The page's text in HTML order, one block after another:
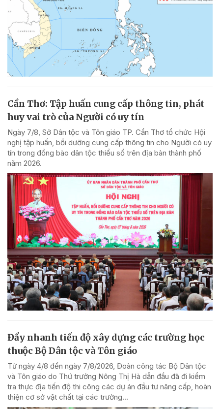
Cần Thơ: Tập huấn cung cấp thông tin, phát
huy vai trò của Người có uy tín
Ngày 7/8, Sở Dân tộc và Tôn giáo TP. Cần Thơ tổ chức Hội
nghị tập huấn, bồi dưỡng cung cấp thông tin cho Người có uy
tín trong đồng bào dân tộc thiểu số trên địa bàn thành phố
năm 2026.
Đẩy nhanh tiến độ xây dựng các trường học
thuộc Bộ Dân tộc và Tôn giáo
Từ ngày 4/8 đến ngày 7/8/2026, Đoàn công tác Bộ Dân tộc
và Tôn giáo do Thứ trưởng Nông Thị Hà dẫn đầu đã đi kiểm
tra thực địa tiến độ thi công các dự án đầu tư nâng cấp, hoàn
thiện cơ sở vật chất tại các trường...